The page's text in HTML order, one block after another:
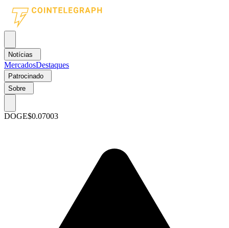
Notícias
MercadosDestaques
Patrocinado
Sobre
DOGE$0.07003